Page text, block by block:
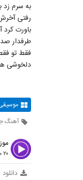
به سرم زد
رفتی
باورت
طرفدار
فقط تو
دلخوشی
آهنگ
۲۰ مهر ۱۳۹۸
دانلود